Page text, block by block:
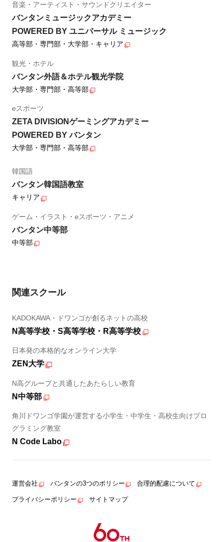
音楽・アーティスト・サウンドクリエイター
バンタンミュージックアカデミー
POWERED BY ユニバーサル ミュージック
高等部・専門部・大学部・キャリア
観光・ホテル
バンタン外語＆ホテル観光学院
大学部・専門部・高等部
eスポーツ
ZETA DIVISIONゲーミングアカデミー
POWERED BY バンタン
大学部・専門部・高等部
韓国語
バンタン韓国語教室
キャリア
ゲーム・イラスト・eスポーツ・アニメ
バンタン中等部
中等部
関連スクール
KADOKAWA・ドワンゴが創るネットの高校
N高等学校・S高等学校・R高等学校
日本発の本格的なオンライン大学
ZEN大学
N高グループと共通したあたらしい教育
N中等部
角川ドワンゴ学園が運営する小学生・中学生・高校生向けプロ
グラミング教室
N Code Labo
運営会社 バンタンの3つのポリシー 合理的配慮について
プライバシーポリシー サイトマップ